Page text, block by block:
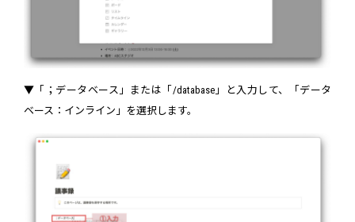
▼「；データベース」または「/database」と入力して、「データ
ベース：インライン」を選択します。